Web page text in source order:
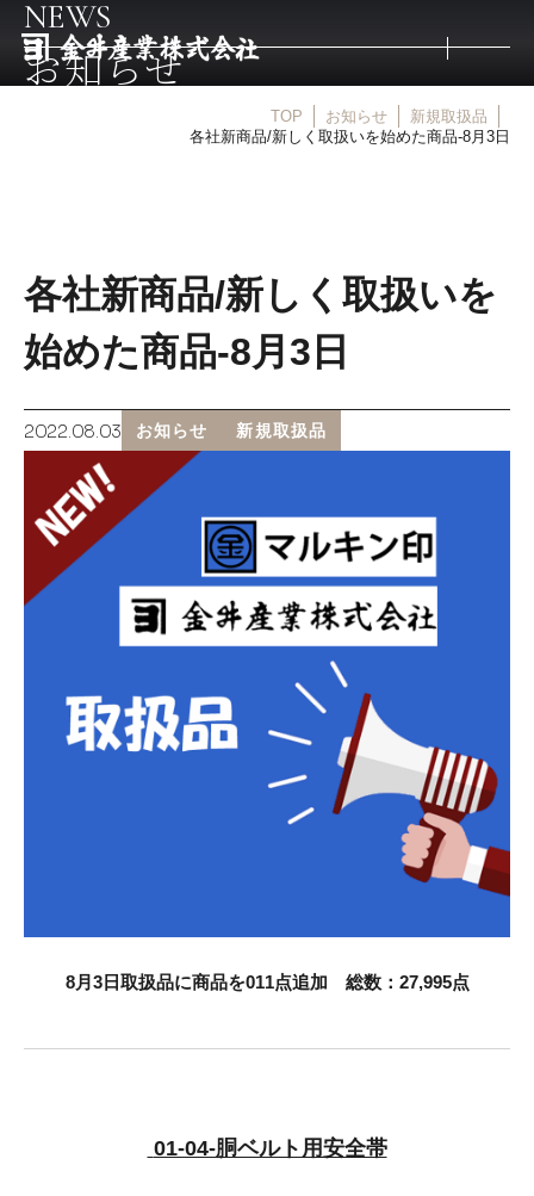
取扱メーカー
金井産業の強み
マルキン印
庖斬巴
お知らせ
NEWS
お知らせ
TOP お知らせ
新規取扱品
各社新商品/新しく取扱いを始めた商品-8月3日
各社新商品/新しく取扱いを
始めた商品-8月3日
2022.08.03 お知らせ 新規取扱品
8月3日取扱品に商品を011点追加 総数：27,995点
01-04-胴ベルト用安全帯